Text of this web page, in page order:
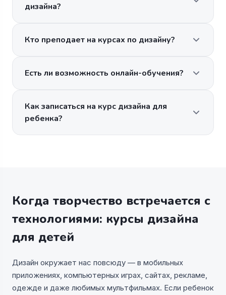
дизайна?
Кто преподает на курсах по дизайну?
Есть ли возможность онлайн-обучения?
Как записаться на курс дизайна для
ребенка?
Когда творчество встречается с
технологиями: курсы дизайна
для детей
Дизайн окружает нас повсюду — в мобильных
приложениях, компьютерных играх, сайтах, рекламе,
одежде и даже любимых мультфильмах. Если ребенок